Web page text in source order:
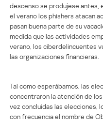
descenso se produjese antes,
el verano los phishers atacan
pasan buena parte de su
medida que las actividades
verano, los ciberdelincuentes
las organizaciones financieras.
Tal como esperábamos, las
concentraron la atención de
vez concluidas las elecciones,
con frecuencia el nombre de